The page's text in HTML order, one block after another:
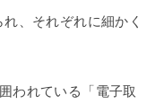
、それぞれに細かく
われている「電子取